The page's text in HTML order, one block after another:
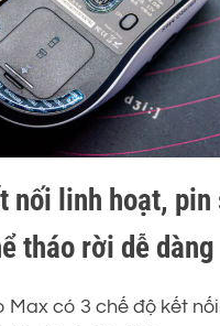
nối linh hoạt, pin
tháo rời dễ dàng
Max có 3 chế độ kết